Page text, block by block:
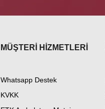
MÜŞTERİ HİZMETLERİ
Whatsapp Destek
KVKK